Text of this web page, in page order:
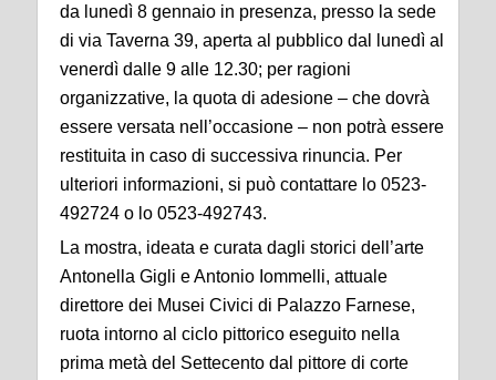
da lunedì 8 gennaio in presenza, presso la sede
di via Taverna 39, aperta al pubblico dal lunedì al
venerdì dalle 9 alle 12.30; per ragioni
organizzative, la quota di adesione – che dovrà
essere versata nell’occasione – non potrà essere
restituita in caso di successiva rinuncia. Per
ulteriori informazioni, si può contattare lo 0523-
492724 o lo 0523-492743.
La mostra, ideata e curata dagli storici dell’arte
Antonella Gigli e Antonio Iommelli, attuale
direttore dei Musei Civici di Palazzo Farnese,
ruota intorno al ciclo pittorico eseguito nella
prima metà del Settecento dal pittore di corte